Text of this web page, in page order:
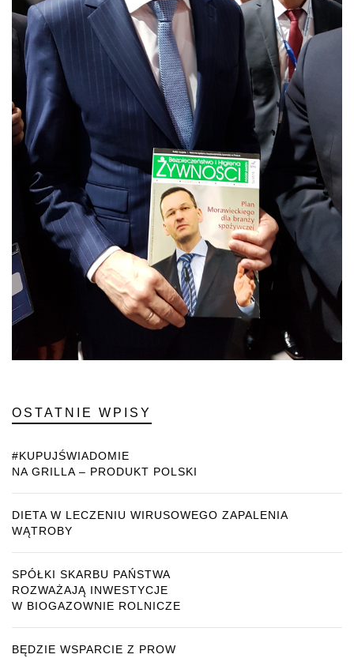
OSTATNIE WPISY
#KUPUJŚWIADOMIE
NA GRILLA – PRODUKT POLSKI
DIETA W LECZENIU WIRUSOWEGO ZAPALENIA
WĄTROBY
SPÓŁKI SKARBU PAŃSTWA
ROZWAŻAJĄ INWESTYCJE
W BIOGAZOWNIE ROLNICZE
BĘDZIE WSPARCIE Z PROW